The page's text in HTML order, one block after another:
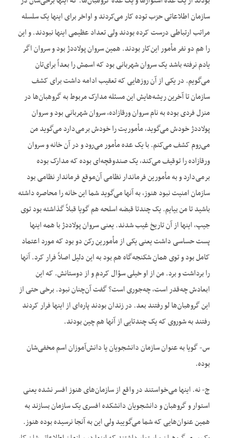
سازمان اطلاعاتی حزب توده کار می‌کردند و اواخر برای اینها یک سلسله
مراتب ارتباطی درست کرده بودند ولی تعداد عظیمی اینها نبودند. و این
را هم دو نفر مأمور این‌کار بودند. همین سروان پولاددژ بود و سروان اگر
یادم نرفته باشد یک سروان شهربانی بود که اسمش را بعداً برای‌تان
می‌گویم. در یکی از آن روزهایی که تعقیب ادامه داشت برای کشف
سازمان تا آخرین ریشه‌هایش این مسئله مدارک مربوط به گروهبان‌ها در
منزل فردی بوده به نام سروان ورقازاده، سروان شهربانی بود و سروان
پولاددژ خودش می‌گوید، مأموریت را خودش برمی‌دارد می‌گوید من
می‌روم کشف می‌کنم. با یک عده مأمور می‌رود و در آن خانه و سروان
ورقازاده را توقیف می‌کند، یک صندوقچه‌ای بوده که مدارک بوده
برمی‌دارد و به مأمورین فرماندار نظامی آن‌موقع فرماندار نظامی بود
سازمان امنیت نبود هنوز، به آنها می‌گوید شما این خانه را محاصره داشته
باشید تا من بیایم. یک چندتا قبضه اسلحه هم گویا قبلاً گذاشته بود توی
جیپ، اینها از آن تاریخ غیب شدند. یعنی سروان پولاددژ با همه اینها
پست حساسی داشت یعنی یکی از مأمورین رکن دو بود که مورد اعتماد
کامل بود و توی همان شکنجه‌گاه هم بود به این دلیل اصلاً فرار کرد. آنها
را برداشت و برد. من از او خیلی سؤال کردم و از دوستانش. که این
ابعادش چه‌قدر است، چه‌جوری است؟ گفت آن‌چنان نبود. برخی حتی از
این گروهبان‌ها لو رفتند بعد. در زندان بودند پاره‌ای از اینها فرار کردند
رفتند به شوروی که یک چندتایی از آنها هم چین بودند.
س- گویا به عنوان سازمان دانشجویان یا دانش‌آموزان اسم مخفی‌شان
بوده.
ج- نه. اینها می‌خواستند در واقع از سازمان‌های هنوز افسر نشده یعنی
استوار و گروهبان و دانشجویان دانشکده افسری یک سازمان بسازند به
همین عنوان‌هایی که شما می‌گویید ولی این به آنجا نرسیده بوده هنوز.